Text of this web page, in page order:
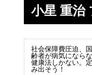
小星 重治
社会保障費圧迫、
齢者が病気になら
健康法しかない。
み出そう！